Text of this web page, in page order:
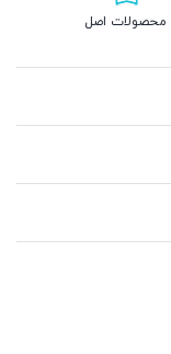
محصولات اصل